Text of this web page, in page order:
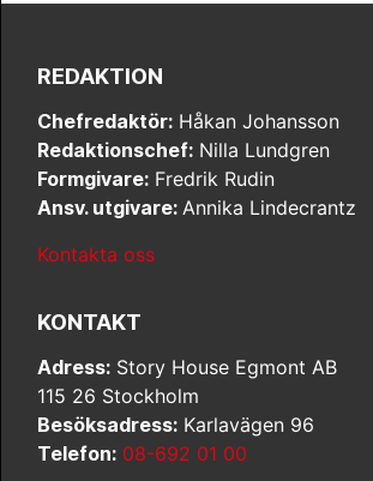
REDAKTION
Chefredaktör: Håkan Johansson
Redaktionschef: Nilla Lundgren
Formgivare: Fredrik Rudin
Ansv. utgivare: Annika Lindecrantz
Kontakta oss
KONTAKT
Adress: Story House Egmont AB
115 26 Stockholm
Besöksadress: Karlavägen 96
Telefon: 08-692 01 00